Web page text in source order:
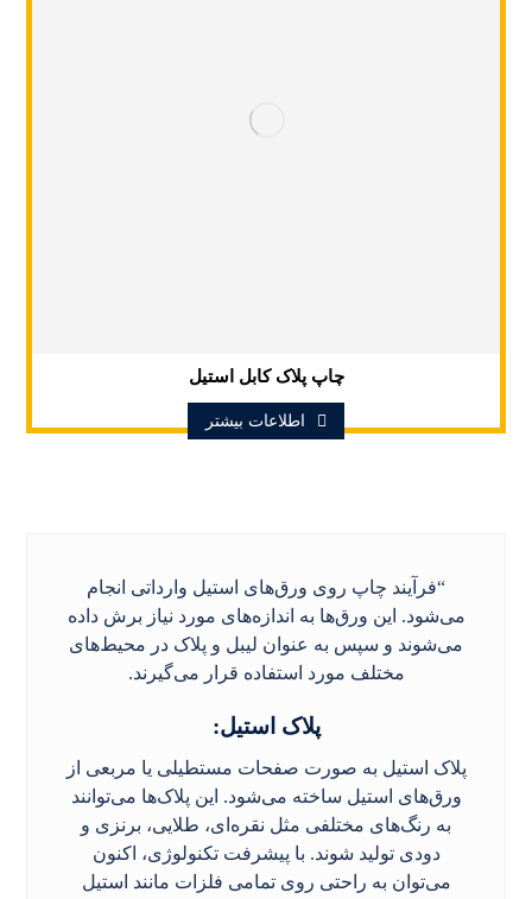
چاپ پلاک کابل استیل
اطلاعات بیشتر
“فرآیند چاپ روی ورق‌های استیل وارداتی انجام
می‌شود. این ورق‌ها به اندازه‌های مورد نیاز برش داده
می‌شوند و سپس به عنوان لیبل و پلاک در محیط‌های
مختلف مورد استفاده قرار می‌گیرند.
پلاک استیل:
پلاک استیل به صورت صفحات مستطیلی یا مربعی از
ورق‌های استیل ساخته می‌شود. این پلاک‌ها می‌توانند
به رنگ‌های مختلفی مثل نقره‌ای، طلایی، برنزی و
دودی تولید شوند. با پیشرفت تکنولوژی، اکنون
می‌توان به راحتی روی تمامی فلزات مانند استیل